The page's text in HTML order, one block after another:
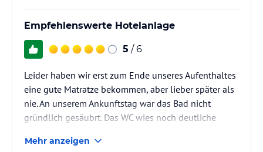
Empfehlenswerte Hotelanlage
5 / 6
Leider haben wir erst zum Ende unseres Aufenthaltes
eine gute Matratze bekommen, aber lieber später als
nie. An unserem Ankunftstag war das Bad nicht
gründlich gesäubrt. Das WC wies noch deutliche
und Kleiderbügel. Nachdem wir das an der Rezeption
Mehr anzeigen